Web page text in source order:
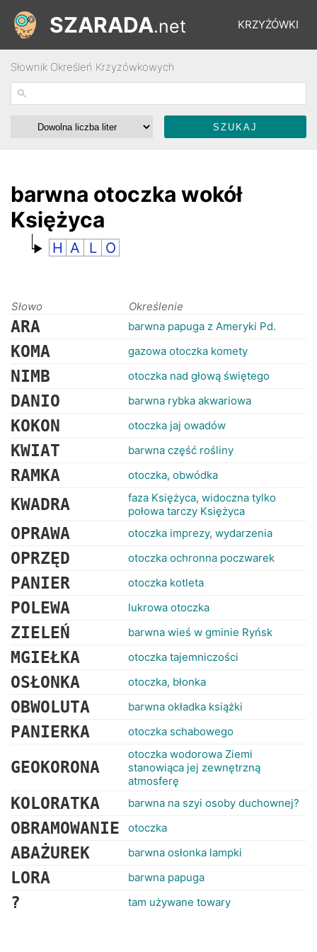
KRZYŻÓWKI
ŁAMIGŁÓWKI
RANKINGI
SZARADA.net
Słownik Określeń Krzyżówkowych
barwna otoczka wokół
Księżyca
H A L O
Słowo Określenie
ARA barwna papuga z Ameryki Pd.
KOMA gazowa otoczka komety
NIMB otoczka nad głową świętego
DANIO barwna rybka akwariowa
KOKON otoczka jaj owadów
KWIAT barwna część rośliny
RAMKA otoczka, obwódka
KWADRA
faza Księżyca, widoczna tylko
połowa tarczy Księżyca
OPRAWA otoczka imprezy, wydarzenia
OPRZĘD otoczka ochronna poczwarek
PANIER otoczka kotleta
POLEWA lukrowa otoczka
ZIELEŃ barwna wieś w gminie Ryńsk
MGIEŁKA otoczka tajemniczości
OSŁONKA otoczka, błonka
OBWOLUTA barwna okładka książki
PANIERKA otoczka schabowego
GEOKORONA
otoczka wodorowa Ziemi
stanowiąca jej zewnętrzną
atmosferę
KOLORATKA barwna na szyi osoby duchownej?
OBRAMOWANIE otoczka
ABAŻUREK barwna osłonka lampki
LORA barwna papuga
? tam używane towary